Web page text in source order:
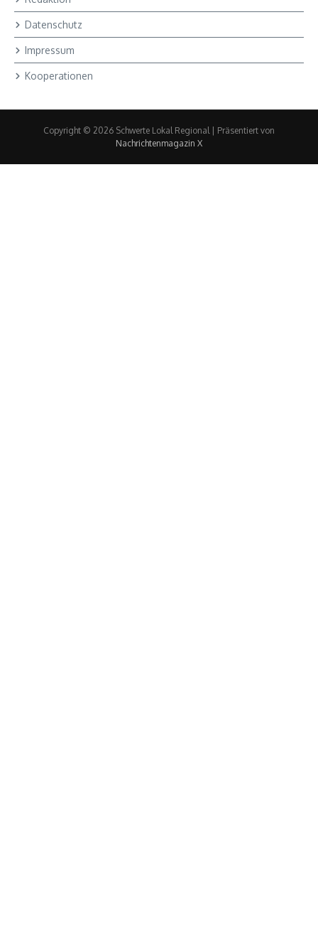
Datenschutz
Impressum
Kooperationen
Copyright © 2026 Schwerte Lokal Regional | Präsentiert von
Nachrichtenmagazin X